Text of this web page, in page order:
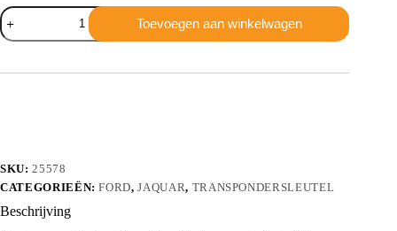
Transpondersleutel
MH
profiel
zonder
Toevoegen aan winkelwagen
SKU:25578
CATEGORIEËN:FORD,JAQUAR, TRANSPONDERSLEUTEL
Beschrijving